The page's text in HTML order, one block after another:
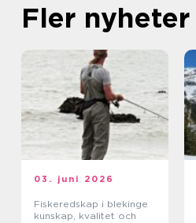
Fler nyheter
03. juni 2026
Fiskeredskap i blekinge
kunskap, kvalitet och